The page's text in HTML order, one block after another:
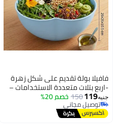
بولة تقديم على شكل زهرة
بتلات متعددة الاستخدامات –
والسلطة119
150خصم 20%
توصيل مجاني
توصيل مجاني